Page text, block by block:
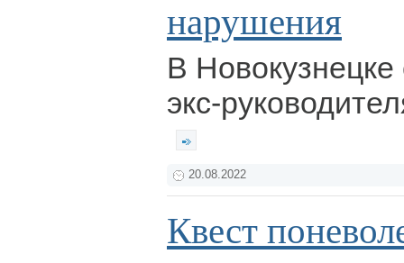
нарушения
В Новокузнецке
экс-
20.08.2022
Квест